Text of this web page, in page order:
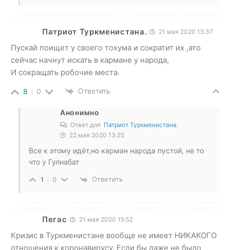
Патриот Туркменистана. 21 мая 2020 15:37
Пускай поищет у своего тохума и сократит их ,ато
сейчас начнут искать в кармане у народа,
И сокращать робочие места.
8 0 Ответить
Анонимно
Ответ для Патриот Туркменистана.
22 мая 2020 13:25
Все к этому идёт,но карман народа пустой, не то
что у Гулнабат
1 0 Ответить
Пегас 21 мая 2020 15:52
Кризис в Туркменистане вообще не имеет НИКАКОГО
отношения к коронавирусу. Если бы даже не было